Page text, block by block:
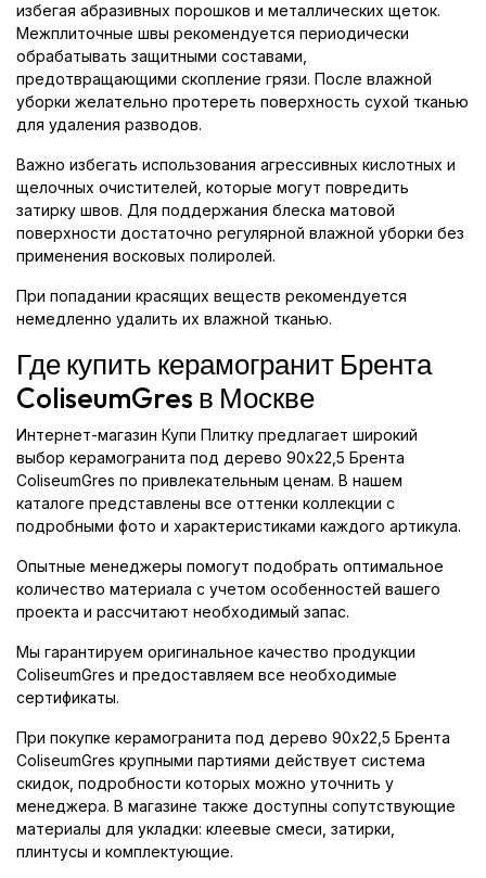
избегая абразивных порошков и металлических щеток.
Межплиточные швы рекомендуется периодически
обрабатывать защитными составами,
предотвращающими скопление грязи. После влажной
уборки желательно протереть поверхность сухой тканью
для удаления разводов.
Важно избегать использования агрессивных кислотных и
щелочных очистителей, которые могут повредить
затирку швов. Для поддержания блеска матовой
поверхности достаточно регулярной влажной уборки без
применения восковых полиролей.
При попадании красящих веществ рекомендуется
немедленно удалить их влажной тканью.
Где купить керамогранит Брента
ColiseumGres в Москве
Интернет-магазин Купи Плитку предлагает широкий
выбор керамогранита под дерево 90x22,5 Брента
ColiseumGres по привлекательным ценам. В нашем
каталоге представлены все оттенки коллекции с
подробными фото и характеристиками каждого артикула.
Опытные менеджеры помогут подобрать оптимальное
количество материала с учетом особенностей вашего
проекта и рассчитают необходимый запас.
Мы гарантируем оригинальное качество продукции
ColiseumGres и предоставляем все необходимые
сертификаты.
При покупке керамогранита под дерево 90x22,5 Брента
ColiseumGres крупными партиями действует система
скидок, подробности которых можно уточнить у
менеджера. В магазине также доступны сопутствующие
материалы для укладки: клеевые смеси, затирки,
плинтусы и комплектующие.